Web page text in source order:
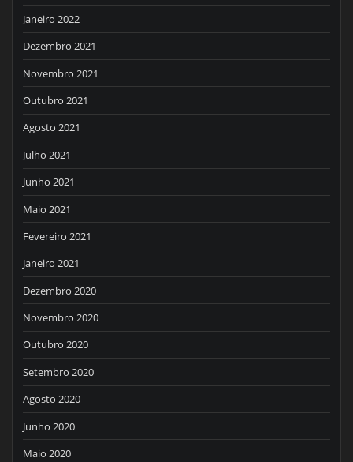
Janeiro 2022
Dezembro 2021
Novembro 2021
Outubro 2021
Agosto 2021
Julho 2021
Junho 2021
Maio 2021
Fevereiro 2021
Janeiro 2021
Dezembro 2020
Novembro 2020
Outubro 2020
Setembro 2020
Agosto 2020
Junho 2020
Maio 2020